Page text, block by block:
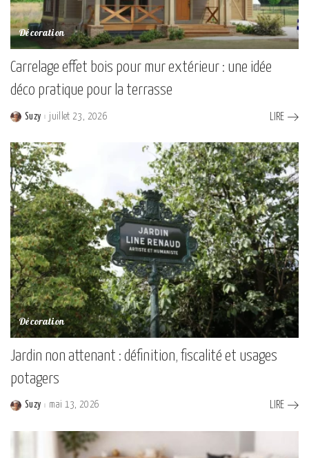
Décoration
Carrelage effet bois pour mur extérieur : une idée
déco pratique pour la terrasse
Posted
Suzy juillet 23, 2026 LIRE
Décoration
Jardin non attenant : définition, fiscalité et usages
potagers
Posted
Suzy mai 13, 2026 LIRE